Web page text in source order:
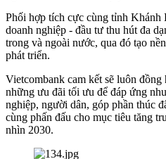
Phối hợp tích cực cùng tỉnh Khánh
doanh nghiệp - đầu tư thu hút đa
trong và ngoài nước, qua đó tạo
phát triển.
Vietcombank cam kết sẽ luôn
những ưu đãi tối ưu để đáp ứng
nghiệp, người dân, góp phần thúc
cùng phấn đấu cho mục tiêu tăng
nhìn 2030.